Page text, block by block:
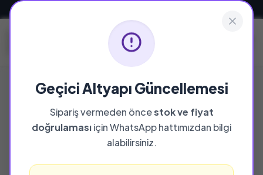
Geçici Altyapı Güncellemesi
Sipariş vermeden öncestok ve fiyat
doğrulamasıiçin WhatsApp hattımızdan bilgi
alabilirsiniz.
%25 İNDİRİM